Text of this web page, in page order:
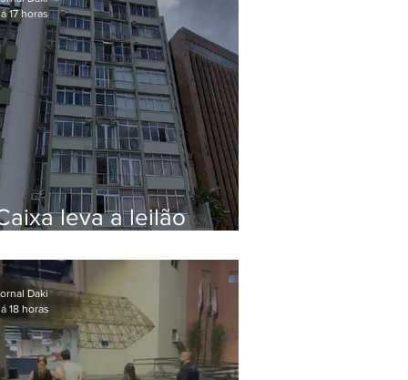
leva a leilão
em Botafogo
17 horas
Daki
18 horas